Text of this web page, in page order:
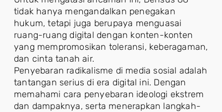
tidak hanya mengandalkan penegakan
hukum, tetapi juga berupaya menguasai
ruang-ruang digital dengan konten-konten
yang mempromosikan toleransi, keberagaman,
dan cinta tanah air.
Penyebaran radikalisme di media sosial adalah
tantangan serius di era digital ini. Dengan
memahami cara penyebaran ideologi ekstrem
dan dampaknya, serta menerapkan langkah-